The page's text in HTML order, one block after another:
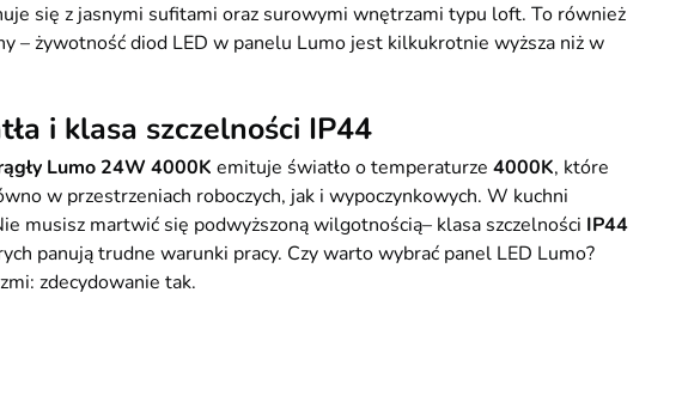
się z jasnymi sufitami oraz surowymi wnętrzami typu loft. To również
– żywotność diod LED w panelu Lumo jest kilkukrotnie wyższa niż w
i klasa szczelności IP44
Lumo 24W 4000K emituje światło o temperaturze 4000K, które
w przestrzeniach roboczych, jak i wypoczynkowych. W kuchni
musisz martwić się podwyższoną wilgotnością– klasa szczelności IP44
panują trudne warunki pracy. Czy warto wybrać panel LED Lumo?
zdecydowanie tak.